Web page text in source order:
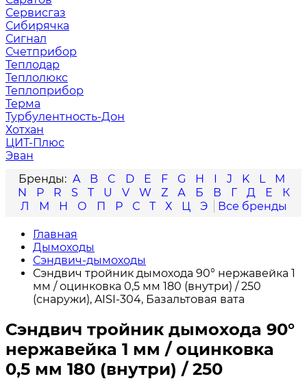
Сервисгаз
Сибирячка
Сигнал
Счетприбор
Теплодар
Теплолюкс
Теплоприбор
Терма
Турбулентность-Дон
Хотхан
ЦИТ-Плюс
Эван
A
B C D E F G H I J K L
M
N
P R S T U V W Z А Б В Г Д Е
К
Л
М Н О П Р С Т Х Ц Э
Главная
Дымоходы
Сэндвич-дымоходы
Сэндвич тройник дымохода 90° нержавейка 1
мм / оцинковка 0,5 мм 180 (внутри) / 250
(снаружи), AISI-304, Базальтовая вата
Сэндвич тройник дымохода 90°
нержавейка 1 мм / оцинковка
0,5 мм 180 (внутри) / 250